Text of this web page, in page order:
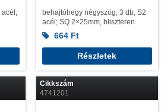
acél;
behajtóhegy négyszög, 3 db, S2
acél; SQ 2×25mm, bliszteren
664 Ft
Részletek
Cikkszám
4741201